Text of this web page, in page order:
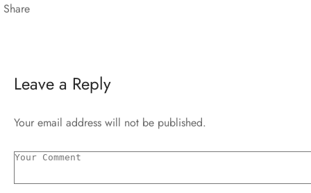
Share
Leave a Reply
Your email address will not be published.